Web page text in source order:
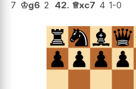
7 ♔g6 2 42. ♕xc7 4 1-0